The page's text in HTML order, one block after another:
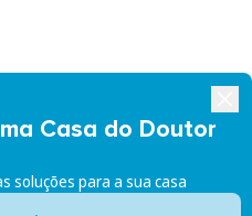
Casa do Doutor
soluções para a sua casa